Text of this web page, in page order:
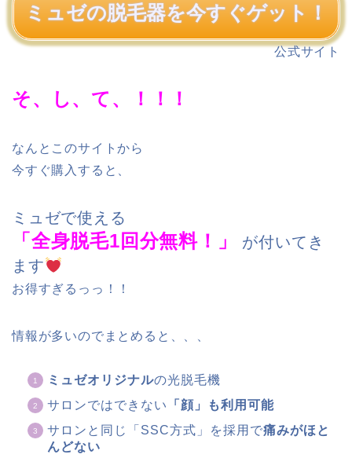
ミュゼの脱毛器を今すぐゲット！
公式サイト
そ、し、て、！！！
なんとこのサイトから
今すぐ購入すると、
ミュゼで使える
「全身脱毛1回分無料！」
が付いてき
ます
お得すぎるっっ！！
情報が多いのでまとめると、、、
ミュゼオリジナルの光脱毛機
サロンではできない
「顔」も利用可能
サロンと同じ「SSC方式」を採用で痛みがほと
んどない